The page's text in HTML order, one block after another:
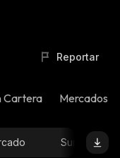
Reportar
Cartera Mercados
Suministro